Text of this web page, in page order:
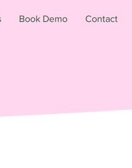
Book Demo Contact